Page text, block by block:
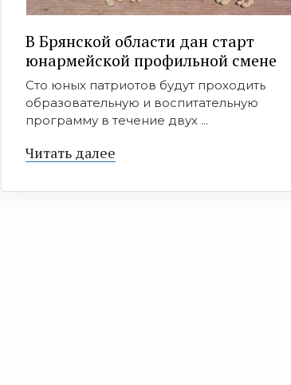
В Брянской области дан старт
юнармейской профильной смене
Сто юных патриотов будут проходить
образовательную и воспитательную
программу в течение двух ...
Читать далее